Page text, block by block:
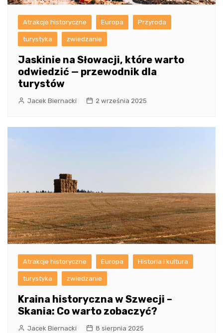
Atrakcje historyczne Europa Przyroda
turystyka zwiedzanie
Jaskinie na Słowacji, które warto
odwiedzić — przewodnik dla
turystów
Jacek Biernacki 2 września 2025
Atrakcje historyczne Europa Historia i kultura
turystyka zwiedzanie
Kraina historyczna w Szwecji –
Skania: Co warto zobaczyć?
Jacek Biernacki 8 sierpnia 2025